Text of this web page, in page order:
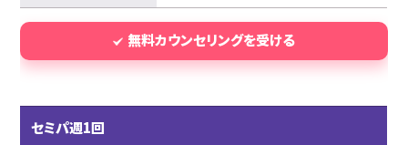
無料カウンセリングを受ける
セミパ週1回